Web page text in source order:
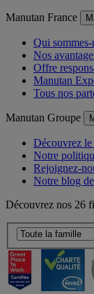
Manutan France
Qui sommes-
Nos
Offre
Manutan
Tous nos
Manutan Groupe
Découvrez
Notre
Rejoignez-
Notre blog
Découvrez nos 26